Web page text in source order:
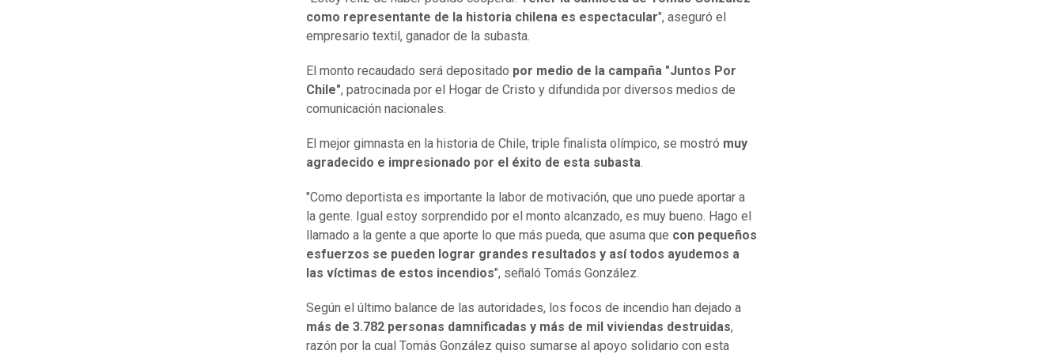
como representante de la historia chilena es espectacular", aseguró el
empresario textil, ganador de la subasta.
El monto recaudado será depositado por medio de la campaña "Juntos Por
Chile", patrocinada por el Hogar de Cristo y difundida por diversos medios de
comunicación nacionales.
El mejor gimnasta en la historia de Chile, triple finalista olímpico, se mostró muy
agradecido e impresionado por el éxito de esta subasta
"Como deportista es importante la labor de motivación, que uno puede aportar a
la gente. Igual estoy sorprendido por el monto alcanzado, es muy bueno. Hago el
llamado a la gente a que aporte lo que más pueda, que asuma que con pequeños
esfuerzos se pueden lograr grandes resultados y así todos ayudemos a
las víctimas de estos incendios", señaló Tomás González.
Según el último balance de las autoridades, los focos de incendio han dejado a
más de 3.782 personas damnificadas y más de mil viviendas destruidas,
razón por la cual Tomás González quiso sumarse al apoyo solidario con esta